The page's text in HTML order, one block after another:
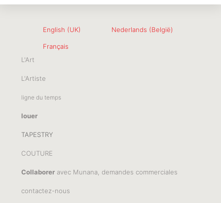
English (UK) Nederlands (België)
Français
L'Art
L'Artiste
ligne du temps
louer
TAPESTRY
COUTURE
Collaboreravec Munana, demandes commerciales
contactez-nous